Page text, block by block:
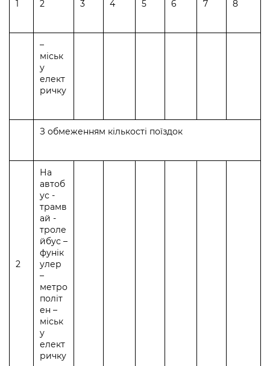
1 2 3 4 5 6 7 8
–
міськ
у
елект
ричку
З обмеженням кількості поїздок
2
На
автоб
ус -
трамв
ай -
троле
йбус –
фунік
улер
–
метро
політ
ен –
міськ
у
елект
ричку